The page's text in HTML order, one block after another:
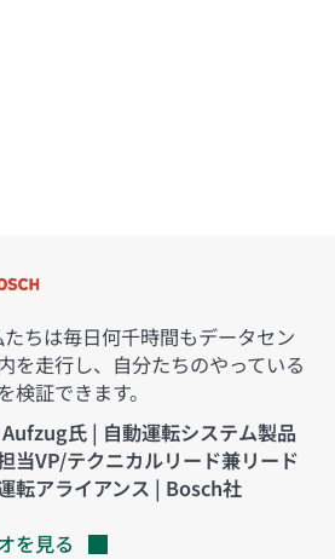
ちは毎日何千時間もデータセン
を走行し、自分たちのやっている
検証できます。
氏 | 自動運転システム製品
当VP/テクニカルリード兼リード
転アライアンス | Bosch社
を見る